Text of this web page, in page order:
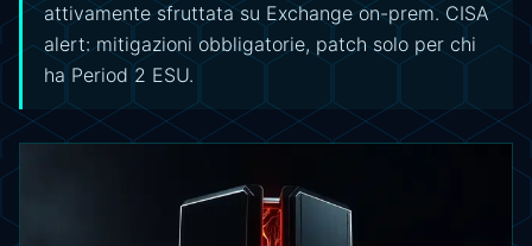
attivamente sfruttata su Exchange on-prem. CISA
alert: mitigazioni obbligatorie, patch solo per chi
ha Period 2 ESU.